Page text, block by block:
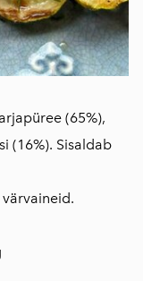
(65%),
(16%). Sisaldab